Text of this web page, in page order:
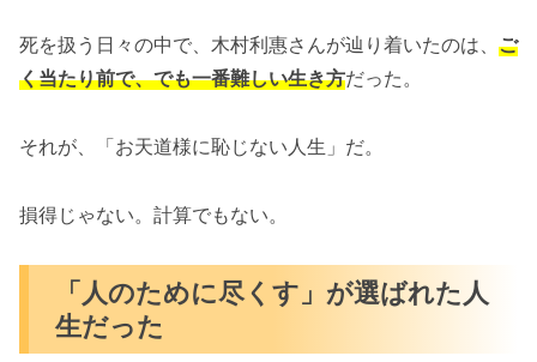
死を扱う日々の中で、木村利惠さんが辿り着いたのは、 ご
く当たり前で、でも一番難しい生き方だった。
それが、「お天道様に恥じない人生」だ。
損得じゃない。計算でもない。
「人のために尽くす」が選ばれた人
生だった